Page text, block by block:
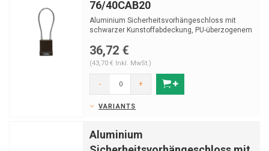
76/40CAB20
Aluminium Sicherheitsvorhängeschloss mit
schwarzer Kunstoffabdeckung, PU-überzogenem
36,72 €
(43,70 € Inkl. MwSt.)
- +
VARIANTS
Aluminium